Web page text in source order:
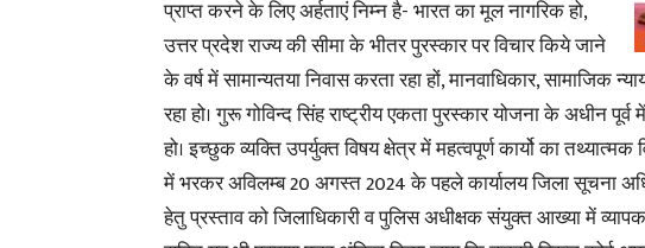
प्राप्त करने के लिए अर्हताएं निम्न है- भारत का मूल नागरिक हो,
उत्तर प्रदेश राज्य की सीमा के भीतर पुरस्कार पर विचार किये जाने
के वर्ष में सामान्यतया निवास करता रहा हों, मानवाधिकार, सामाजिक
रहा हो। गुरू गोविन्द सिंह राष्ट्रीय एकता पुरस्कार योजना के अधीन
हो। इच्छुक व्यक्ति उपर्युक्त विषय क्षेत्र में महत्वपूर्ण कार्यो का
में भरकर अविलम्ब 20 अगस्त 2024 के पहले कार्यालय जिला सूचना
हेतु प्रस्ताव को जिलाधिकारी व पुलिस अधीक्षक संयुक्त आख्या में